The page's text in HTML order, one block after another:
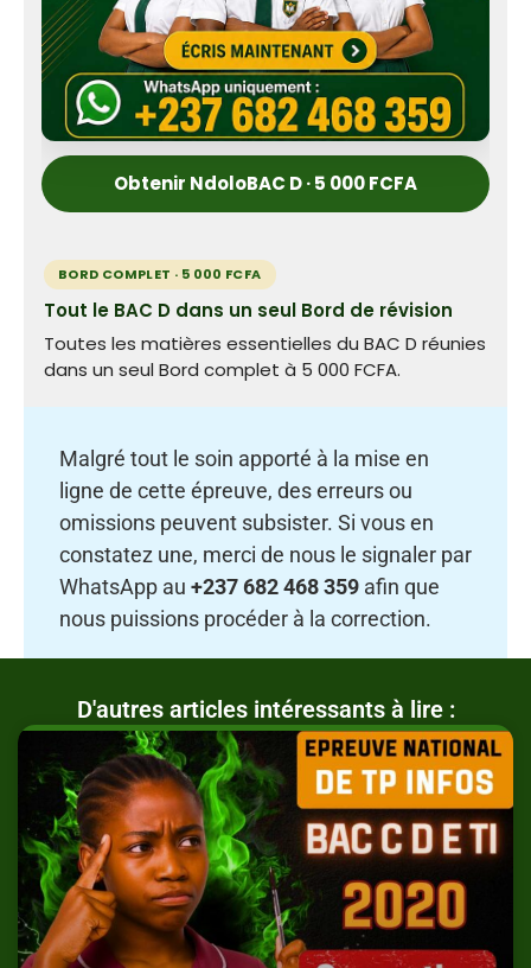
Obtenir NdoloBAC D · 5 000 FCFA
BORD COMPLET · 5 000 FCFA
Tout le BAC D dans un seul Bord de révision
Toutes les matières essentielles du BAC D réunies
dans un seul Bord complet à 5 000 FCFA.
Malgré tout le soin apporté à la mise en
ligne de cette épreuve, des erreurs ou
omissions peuvent subsister. Si vous en
constatez une, merci de nous le signaler par
WhatsApp au +237 682 468 359 afin que
nous puissions procéder à la correction.
D'autres articles intéressants à lire :